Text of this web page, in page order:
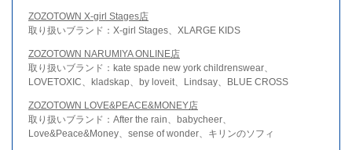
ZOZOTOWN X-girl Stages店
取り扱いブランド：X-girl Stages、XLARGE KIDS
ZOZOTOWN NARUMIYA ONLINE店
取り扱いブランド：kate spade new york childrenswear、
LOVETOXIC、kladskap、by loveit、Lindsay、BLUE CROSS
ZOZOTOWN LOVE&PEACE&MONEY店
取り扱いブランド：After the rain、babycheer、
Love&Peace&Money、sense of wonder、キリンのソフィ